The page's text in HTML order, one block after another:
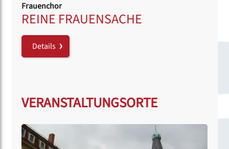
Frauenchor
REINE FRAUENSACHE
Details
VERANSTALTUNGSORTE